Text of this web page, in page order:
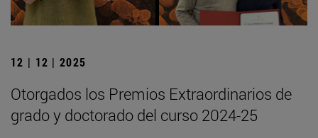
12 | 12 | 2025
Otorgados los Premios Extraordinarios de
grado y doctorado del curso 2024-25